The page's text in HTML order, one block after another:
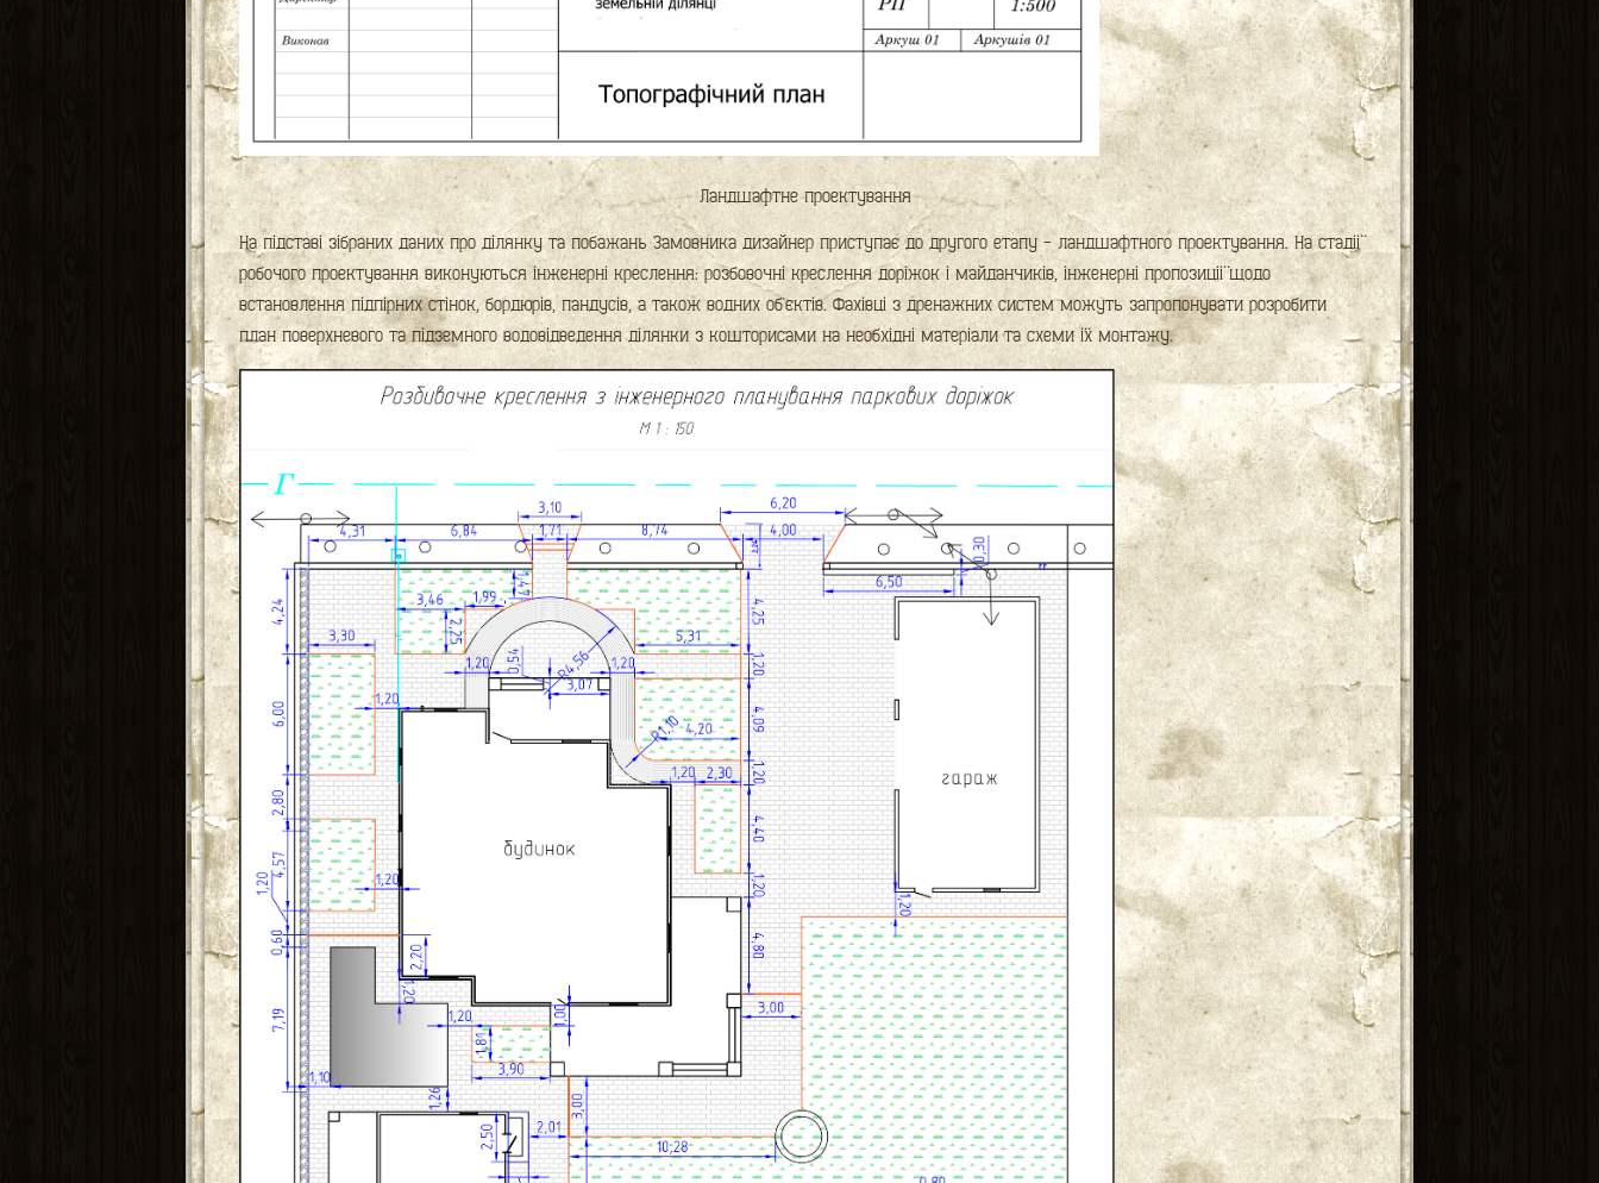
Ландшафтне проектування
На підставі зібраних даних про ділянку та побажань Замовника дизайнер приступає до другого етапу - ландшафтного проектування. На стадії
робочого проектування виконуються інженерні креслення: розбовочні креслення доріжок і майданчиків, інженерні пропозиції щодо
встановлення підпірних стінок, бордюрів, пандусів, а також водних об'єктів. Фахівці з дренажних систем можуть запропонувати розробити
план поверхневого та підземного водовідведення ділянки з кошторисами на необхідні матеріали та схеми їх монтажу.